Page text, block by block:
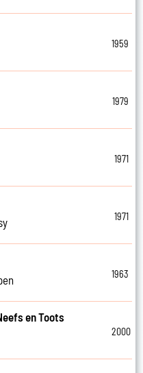
1959
1979
1971
1971
1963
en Toots
2000